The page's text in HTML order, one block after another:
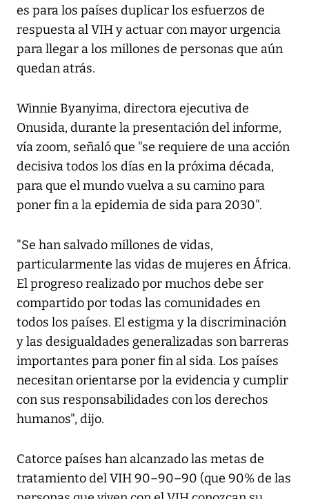
es para los países duplicar los esfuerzos de
respuesta al VIH y actuar con mayor urgencia
para llegar a los millones de personas que aún
quedan atrás.
Winnie Byanyima, directora ejecutiva de
Onusida, durante la presentación del informe,
vía zoom, señaló que "se requiere de una acción
decisiva todos los días en la próxima década,
para que el mundo vuelva a su camino para
poner fin a la epidemia de sida para 2030".
"Se han salvado millones de vidas,
particularmente las vidas de mujeres en África.
El progreso realizado por muchos debe ser
compartido por todas las comunidades en
todos los países. El estigma y la discriminación
y las desigualdades generalizadas son barreras
importantes para poner fin al sida. Los países
necesitan orientarse por la evidencia y cumplir
con sus responsabilidades con los derechos
humanos", dijo.
Catorce países han alcanzado las metas de
tratamiento del VIH 90–90–90 (que 90% de las